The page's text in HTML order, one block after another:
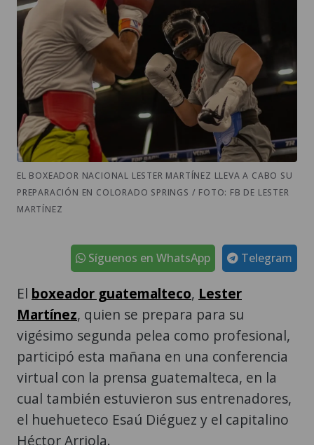
EL BOXEADOR NACIONAL LESTER MARTÍNEZ LLEVA A CABO SU
PREPARACIÓN EN COLORADO SPRINGS / FOTO: FB DE LESTER
MARTÍNEZ
Telegram
Síguenos en WhatsApp
El boxeador guatemalteco, Lester
Martínez, quien se prepara para su
vigésimo segunda pelea como profesional,
participó esta mañana en una conferencia
virtual con la prensa guatemalteca, en la
cual también estuvieron sus entrenadores,
el huehueteco Esaú Diéguez y el capitalino
Héctor Arriola.